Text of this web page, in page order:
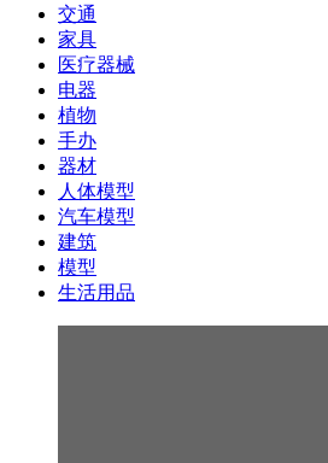
交通
家具
医疗器械
电器
植物
手办
器材
人体模型
汽车模型
建筑
模型
生活用品